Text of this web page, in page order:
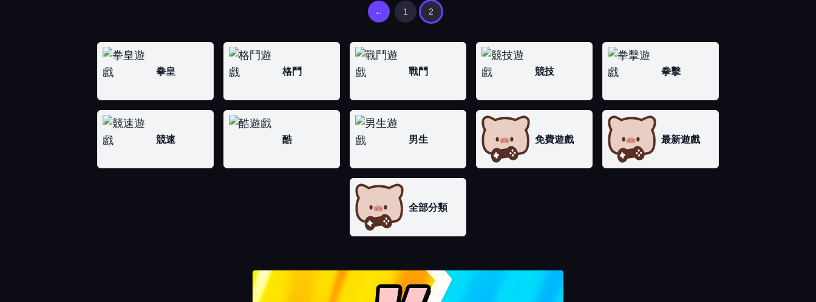
← 1 2
拳皇 格鬥 戰鬥 競技 拳擊
競速 酷 男生 免費遊戲 最新遊戲
全部分類